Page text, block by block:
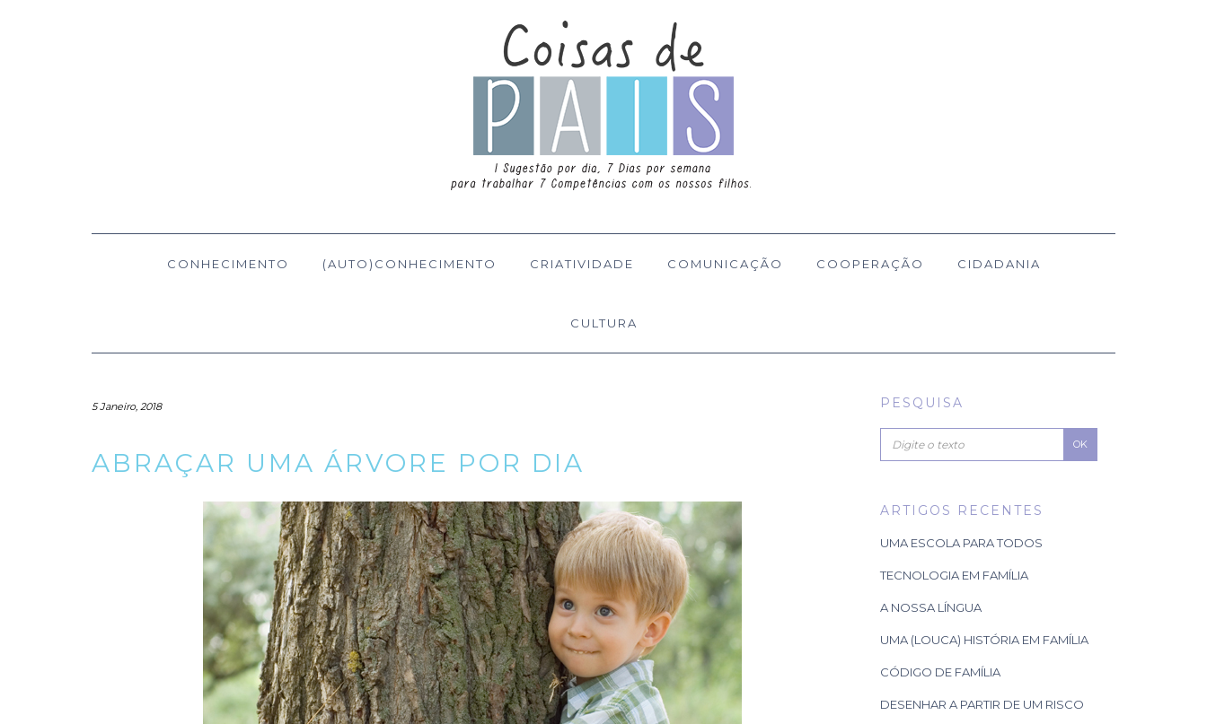
CONHECIMENTO (AUTO)CONHECIMENTO CRIATIVIDADE COMUNICAÇÃO COOPERAÇÃO CIDADANIA
CULTURA
5 Janeiro, 2018
ABRAÇAR UMA ÁRVORE POR DIA
PESQUISA
OK
ARTIGOS RECENTES
UMA ESCOLA PARA TODOS
TECNOLOGIA EM FAMÍLIA
A NOSSA LÍNGUA
UMA (LOUCA) HISTÓRIA EM FAMÍLIA
CÓDIGO DE FAMÍLIA
DESENHAR A PARTIR DE UM RISCO